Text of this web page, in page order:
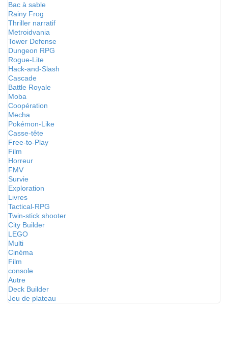
Bac à sable
Rainy Frog
Thriller narratif
Metroidvania
Tower Defense
Dungeon RPG
Rogue-Lite
Hack-and-Slash
Cascade
Battle Royale
Moba
Coopération
Mecha
Pokémon-Like
Casse-tête
Free-to-Play
Film
Horreur
FMV
Survie
Exploration
Livres
Tactical-RPG
Twin-stick shooter
City Builder
LEGO
Multi
Cinéma
Film
console
Autre
Deck Builder
Jeu de plateau